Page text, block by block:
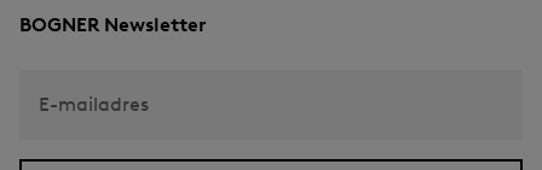
BOGNER Newsletter
E-mailadres